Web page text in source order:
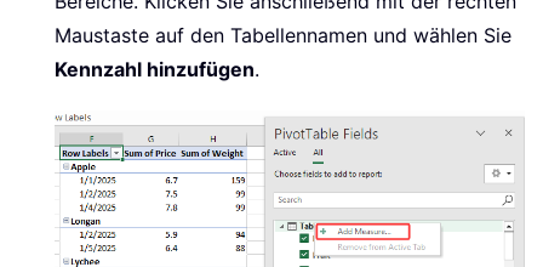
Maustaste auf den Tabellennamen und wählen Sie
Kennzahl hinzufügen.